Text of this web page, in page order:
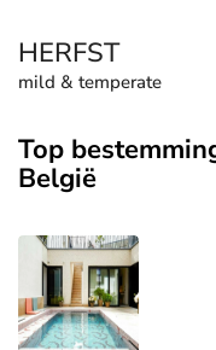
HERFST
mild & temperate
Top
België